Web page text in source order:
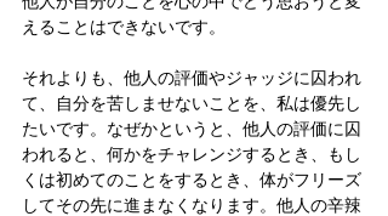
えることはできないです。
それよりも、他人の評価やジャッジに囚われ
て、自分を苦しませないことを、私は優先し
たいです。なぜかというと、他人の評価に囚
われると、何かをチャレンジするとき、もし
くは初めてのことをするとき、体がフリーズ
してその先に進まなくなります。他人の辛辣